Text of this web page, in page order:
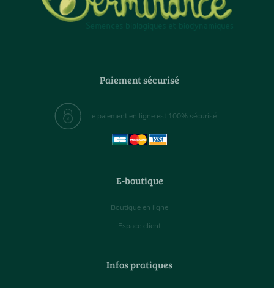
Paiement sécurisé
Le paiement en ligne est 100% sécurisé
E-boutique
Boutique en ligne
Espace client
Infos pratiques